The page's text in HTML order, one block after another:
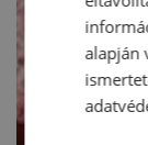
alapján